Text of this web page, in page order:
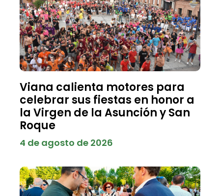
Viana calienta motores para
celebrar sus fiestas en honor a
la Virgen de la Asunción y San
Roque
4 de agosto de 2026